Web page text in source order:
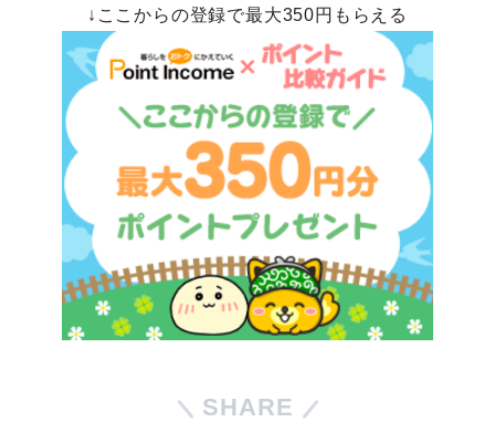
↓ここからの登録で最大350円もらえる
SHARE